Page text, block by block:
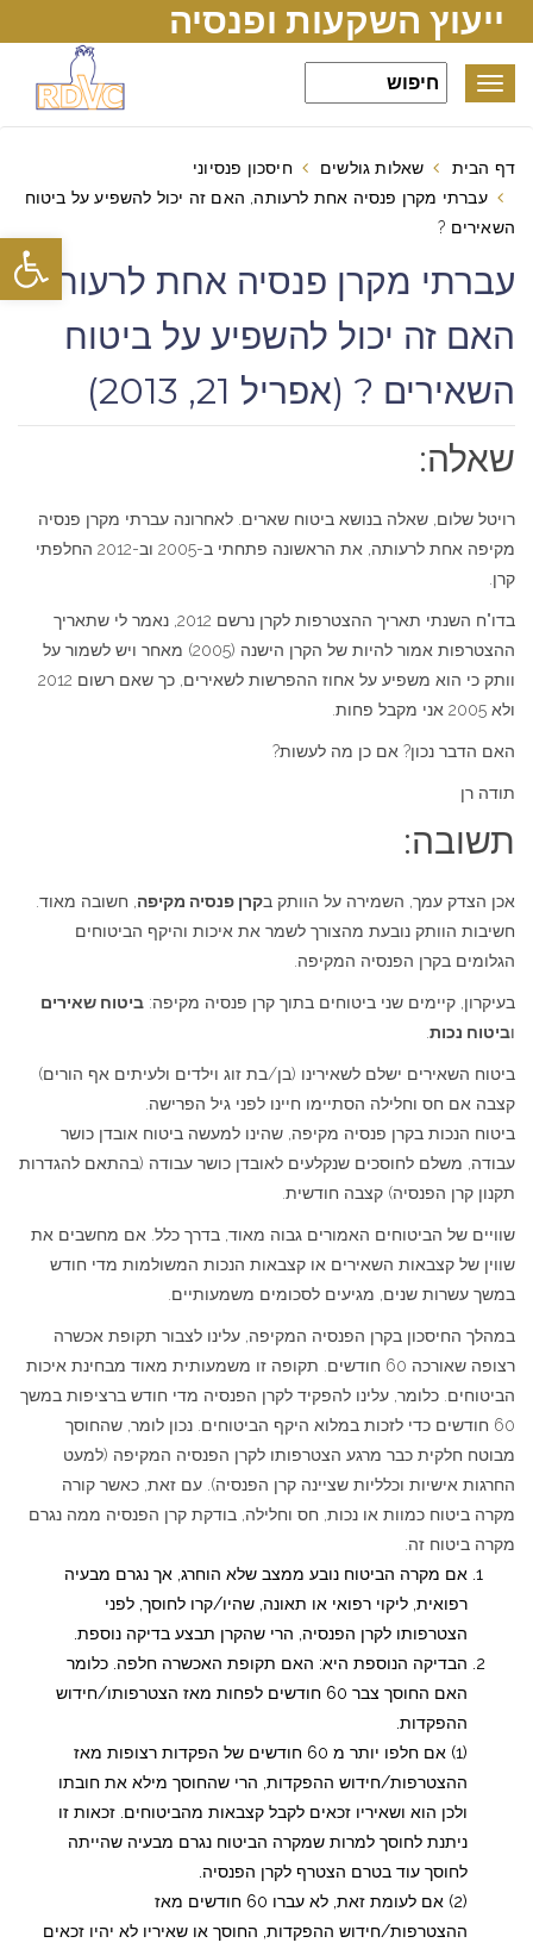
פתח
ייעוץ השקעות ופנסיה
Toggle
דף הבית שאלות גולשים
חיסכון פנסיוני
עברתי מקרן פנסיה אחת לרעותה, האם זה יכול להשפיע על ביטוח
השאירים ?
עברתי מקרן פנסיה אחת לרעותה,
האם זה יכול להשפיע על ביטוח
השאירים ? (אפריל 21, 2013)
שאלה:
רויטל שלום, שאלה בנושא ביטוח שארים. לאחרונה עברתי מקרן פנסיה
מקיפה אחת לרעותה, את הראשונה פתחתי ב-2005 וב-2012 החלפתי
קרן.
בדו"ח השנתי תאריך ההצטרפות לקרן נרשם 2012, נאמר לי שתאריך
ההצטרפות אמור להיות של הקרן הישנה (2005) מאחר ויש לשמור על
וותק כי הוא משפיע על אחוז ההפרשות לשאירים, כך שאם רשום 2012
ולא 2005 אני מקבל פחות.
האם הדבר נכון? אם כן מה לעשות?
תודה רן
תשובה:
אכן הצדק עמך, השמירה על הוותק בקרן פנסיה מקיפה , חשובה מאוד.
חשיבות הוותק נובעת מהצורך לשמר את איכות והיקף הביטוחים
הגלומים בקרן הפנסיה המקיפה.
בעיקרון, קיימים שני ביטוחים בתוך קרן פנסיה מקיפה: ביטוח שאירים
וביטוח נכות
ביטוח השאירים ישלם לשאירינו (בן/בת זוג וילדים ולעיתים אף הורים)
קצבה אם חס וחלילה הסתיימו חיינו לפני גיל הפרישה.
ביטוח הנכות בקרן פנסיה מקיפה, שהינו למעשה ביטוח אובדן כושר
עבודה, משלם לחוסכים שנקלעים לאובדן כושר עבודה (בהתאם להגדרות
תקנון קרן הפנסיה) קצבה חודשית.
שוויים של הביטוחים האמורים גבוה מאוד, בדרך כלל. אם מחשבים את
שווין של קצבאות השאירים או קצבאות הנכות המשולמות מדי חודש
במשך עשרות שנים, מגיעים לסכומים משמעותיים.
במהלך החיסכון בקרן הפנסיה המקיפה, עלינו לצבור תקופת אכשרה
רצופה שאורכה 60 חודשים. תקופה זו משמעותית מאוד מבחינת איכות
הביטוחים. כלומר, עלינו להפקיד לקרן הפנסיה מדי חודש ברציפות במשך
60 חודשים כדי לזכות במלוא היקף הביטוחים. נכון לומר, שהחוסך
מבוטח חלקית כבר מרגע הצטרפותו לקרן הפנסיה המקיפה (למעט
החרגות אישיות וכלליות שציינה קרן הפנסיה). עם זאת, כאשר קורה
מקרה ביטוח כמוות או נכות, חס וחלילה, בודקת קרן הפנסיה ממה נגרם
מקרה ביטוח זה.
אם מקרה הביטוח נובע ממצב שלא הוחרג, אך נגרם מבעיה
רפואית, ליקוי רפואי או תאונה, שהיו/קרו לחוסך, לפני
הצטרפותו לקרן הפנסיה, הרי שהקרן תבצע בדיקה נוספת.
הבדיקה הנוספת היא: האם תקופת האכשרה חלפה. כלומר
האם החוסך צבר 60 חודשים לפחות מאז הצטרפותו/חידוש
ההפקדות.
(1) אם חלפו יותר מ 60 חודשים של הפקדות רצופות מאז
ההצטרפות/חידוש ההפקדות, הרי שהחוסך מילא את חובתו
ולכן הוא ושאיריו זכאים לקבל קצבאות מהביטוחים. זכאות זו
ניתנת לחוסך למרות שמקרה הביטוח נגרם מבעיה שהייתה
לחוסך עוד בטרם הצטרף לקרן הפנסיה.
(2) אם לעומת זאת, לא עברו 60 חודשים מאז
ההצטרפות/חידוש ההפקדות, החוסך או שאיריו לא יהיו זכאים